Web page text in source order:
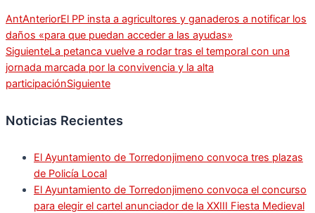
AntAnteriorEl PP insta a agricultores y ganaderos a notificar los
daños «para que puedan acceder a las ayudas»
SiguienteLa petanca vuelve a rodar tras el temporal con una
jornada marcada por la convivencia y la alta
participaciónSiguiente
Noticias Recientes
El Ayuntamiento de Torredonjimeno convoca tres plazas
de Policía Local
El Ayuntamiento de Torredonjimeno convoca el concurso
para elegir el cartel anunciador de la XXIII Fiesta Medieval